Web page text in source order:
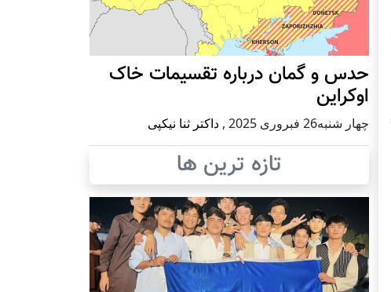
حدس و گمان درباره تقسیمات خاک
اوکراین
چهار شنبه26 فبروری 2025 , داکتر ثنا نیکپی
تازه ترین ها